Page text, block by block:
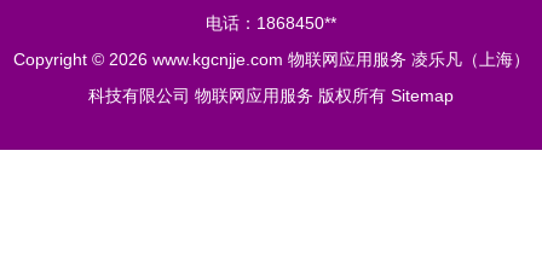
电话：1868450**
Copyright © 2026 www.kgcnjje.com 物联网应用服务 凌乐凡（上海）
科技有限公司 物联网应用服务 版权所有 Sitemap